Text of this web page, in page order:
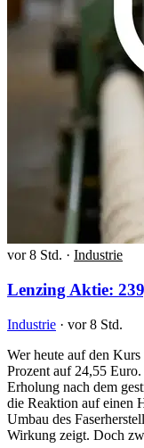
vor 8 Std. · Industrie
Lenzing Aktie:
Industrie · vor 8 Std.
Wer heute auf den
Prozent auf 24,55
Erholung nach dem
die Reaktion auf einen
Umbau des
Wirkung zeigt. Doch